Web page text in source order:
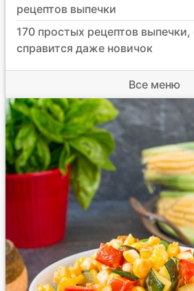
рецептов выпечки
170 простых рецептов
справится даже новичок
Все меню